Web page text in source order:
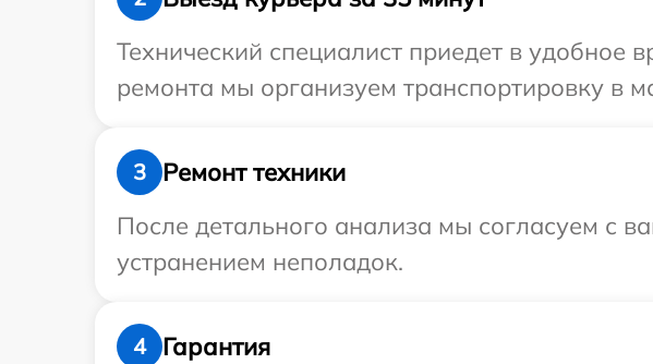
Технический специалист приедет в удобное
ремонта мы организуем транспортировку в
3
Ремонт техники
После детального анализа мы согласуем с
устранением неполадок.
4
Гарантия